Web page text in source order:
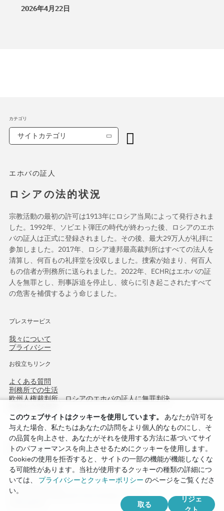
2026年4月22日
エホバの証人
ロシアの法的状況
宗教活動の最初の許可は1913年にロシア当局によって発行されま
した。1992年、ソビエト弾圧の時代が終わった後、ロシアのエホ
バの証人は正式に登録されました。その後、最大29万人が礼拝に
参加しました。2017年、ロシア連邦最高裁判所はすべての法人を
清算し、何百もの礼拝堂を没収しました。捜索が始まり、何百人
もの信者が刑務所に送られました。2022年、ECHRはエホバの証
人を無罪とし、刑事訴追を停止し、彼らに引き起こされたすべて
の危害を補償するよう命じました。
プレスサービス
我々について
プライバシー
お役立ちリンク
よくある質問
刑務所での生活
欧州人権裁判所、ロシアのエホバの証人に無罪判決
カテゴリ
サイトカテゴリ
Copyright © 2026
Watch Tower Bible and Tract Society of Korea.
このウェブサイトはクッキーを使用しています。
あなたが許可を
与えた場合、私たちはあなたの訪問をより個人的なものにし、そ
の品質を向上させ、あなたがそれを使用する方法に基づいてサイ
トのパフォーマンスを向上させるためにクッキーを使用します。
Cookieの使用を拒否すると、サイトの一部の機能が機能しなくな
る可能性があります。当社が使用するクッキーの種類の詳細につ
いては、 プライバシーとクッキーポリシー のページをご覧くださ
い。
取る
リジェ